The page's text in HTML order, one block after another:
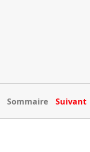
Sommaire Suivant